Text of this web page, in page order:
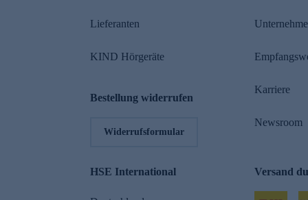
Lieferanten
KIND Hörgeräte
Bestellung widerrufen
Widerrufsformular
Karriere
Newsroom
HSE International Versand